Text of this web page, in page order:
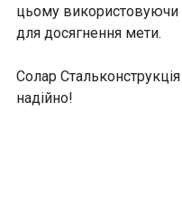
цьому використовуючи
для досягнення мети.
Солар
надійно!